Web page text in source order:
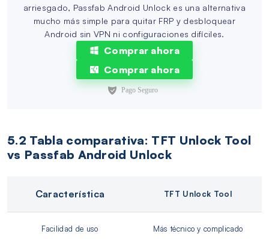
arriesgado, Passfab Android Unlock es una alternativa
mucho más simple para quitar FRP y desbloquear
Android sin VPN ni configuraciones difíciles.
Comprar ahora
Comprar ahora
5.2 Tabla comparativa: TFT Unlock Tool
vs Passfab Android Unlock
Característica TFT Unlock Tool
Facilidad de uso Más técnico y complicado